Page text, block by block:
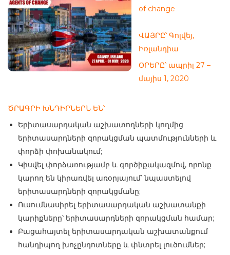
of change
ՎԱՅՐԸ՝ Գոլվեյ,
Իռլանդիա
ՕՐԵՐԸ՝ ապրիլ 27 –
մայիս 1, 2020
ԾՐԱԳՐԻ ԽՆԴԻՐՆԵՐՆ ԵՆ՝
Երիտասարդական աշխատողների կողմից
երիտասարդների զորակցման պատմությունների և
փորձի փոխանակում;
Կիսվել փորձառությամբ և գործիքակազմով, որոնք
կարող են կիրառվել առօրյայում՝ նպաստելով
երիտասարդների զորակցմանը;
Ուսումնասիրել երիտասարդական աշխատանքի
կարիքները՝ երիտասարդների զորակցման համար;
Բացահայտել երիտասարդական աշխատանքում
հանդիպող խոչընդոտները և փնտրել լուծումներ;